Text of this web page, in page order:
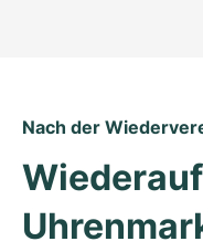
Nach der